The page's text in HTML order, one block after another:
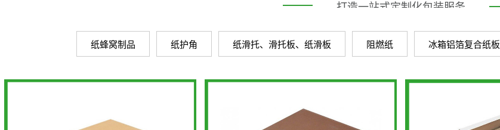
打造一站式定制化包装服务
纸蜂窝制品 纸护角 纸滑托、滑托板、纸滑板 阻燃纸 冰箱铝箔复合纸板